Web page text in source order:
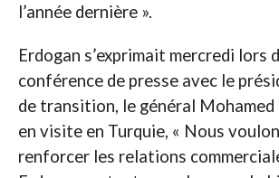
l’année dernière ».
Erdogan s’exprimait mercredi lors
conférence de presse avec le
de transition, le général Mohamed
en visite en Turquie, « Nous
renforcer les relations